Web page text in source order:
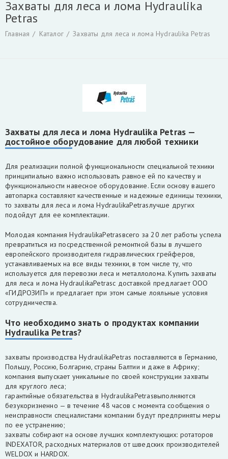
Запчасти Майман 90, 100, 110 / Атлант 90, 100
Гидроцилиндры
Коробка отбора мощности КАМАЗ и другие
Инструмент для разделки кабеля
Гидроцилиндры Fuchs
Скрыть
Захваты для леса и лома Hydraulika
Petras
Главная Каталог Захваты для леса и лома Hydraulika Petras
Захваты для леса и лома Hydraulika Petras —
достойное оборудование для любой техники
Для реализации полной функциональности специальной техники
принципиально важно использовать равное ей по качеству и
функциональности навесное оборудование. Если основу вашего
автопарка составляют качественные и надежные единицы техники,
то захваты для леса и лома HydraulikaPetrasлучше других
подойдут для ее комплектации.
Молодая компания HydraulikaPetrasвсего за 20 лет работы успела
превратиться из посредственной ремонтной базы в лучшего
европейского производителя гидравлических грейферов,
устанавливаемых на все виды техники, в том числе ту, что
используется для перевозки леса и металлолома. Купить захваты
для леса и лома HydraulikaPetrasс доставкой предлагает ООО
«ГИДРОЗИП» и предлагает при этом самые лояльные условия
сотрудничества.
Что необходимо знать о продуктах компании
Hydraulika Petras?
захваты производства HydraulikaPetras поставляются в Германию,
Польшу, Россию, Болгарию, страны Балтии и даже в Африку;
компания выпускает уникальные по своей конструкции захваты
для круглого леса;
гарантийные обязательства в HydraulikaPetrasвыполняются
безукоризненно — в течение 48 часов с момента сообщения о
неисправности специалистами компании будут предприняты меры
по ее устранению;
захваты собирают на основе лучших комплектующих: ротаторов
INDEXATOR, расходных материалов от шведских производителей
WELDOX и HARDOX.